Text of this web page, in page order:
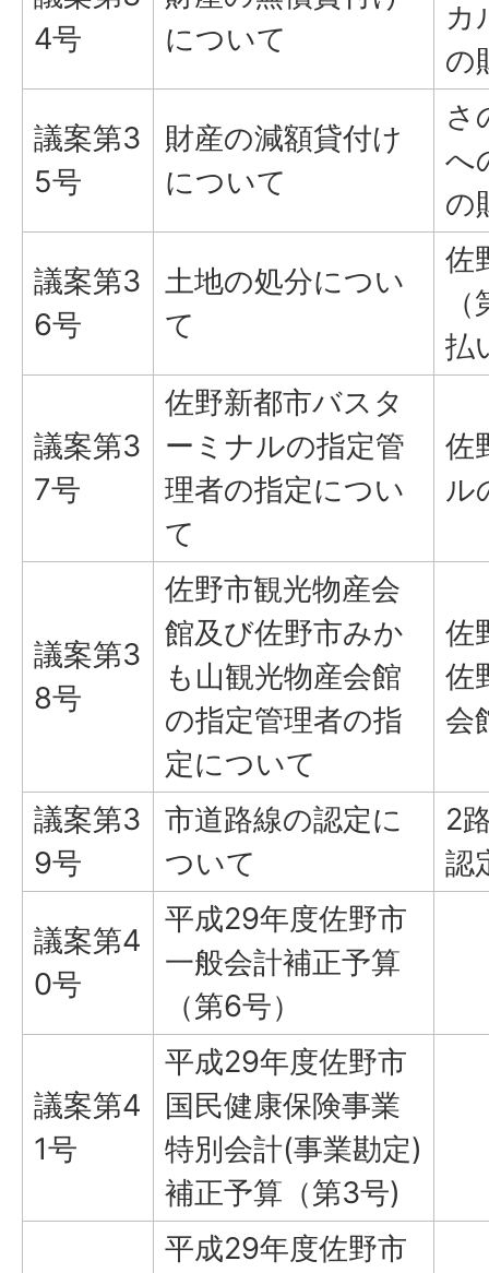
4号
について
カ
の
議案第3
5号
財産の減額貸付け
について
さ
へ
の
議案第3
6号
土地の処分につい
て
佐
払
議案第3
7号
佐野新都市バスタ
ーミナルの指定管
理者の指定につい
て
佐
ル
議案第3
8号
佐野市観光物産会
館及び佐野市みか
も山観光物産会館
の指定管理者の指
定について
佐
佐
会
議案第3
9号
市道路線の認定に
ついて
2
認
議案第4
0号
平成29年度佐野市
一般会計補正予算
（第6号）
議案第4
1号
平成29年度佐野市
国民健康保険事業
特別会計(事業勘定)
補正予算（第3号)
平成29年度佐野市